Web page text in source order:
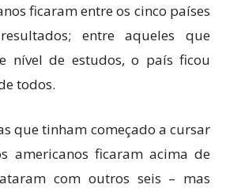
ficaram entre os cinco países
entre aqueles que
nível de estudos, o país ficou
todos.
que tinham começado a cursar
americanos ficaram acima de
com outros seis – mas